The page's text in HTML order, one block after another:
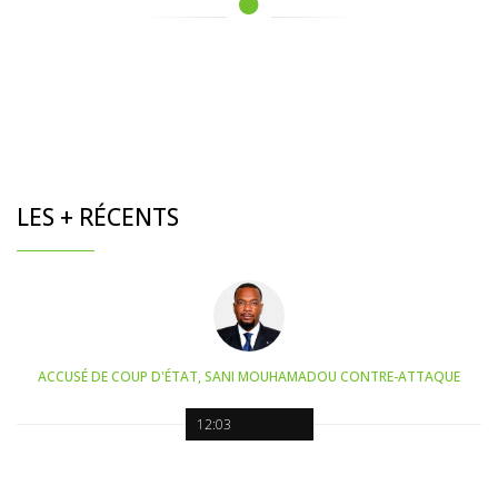
LES + RÉCENTS
12:03
ACCUSÉ DE COUP D'ÉTAT, SANI MOUHAMADOU CONTRE-ATTAQUE